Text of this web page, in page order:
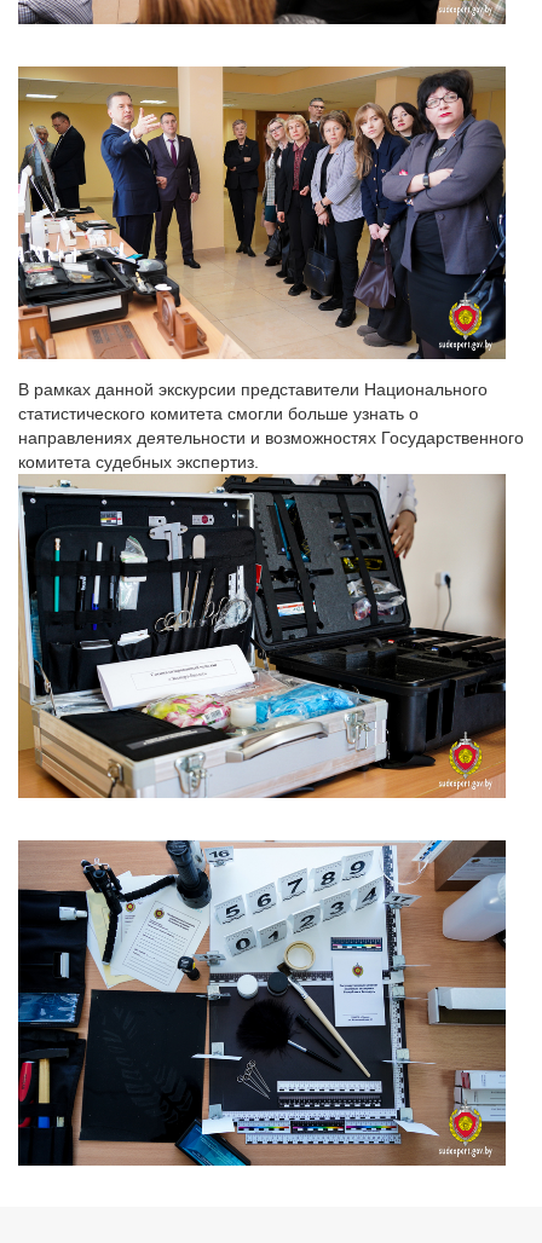
В рамках данной экскурсии представители Национального
статистического комитета смогли больше узнать о
направлениях деятельности и возможностях Государственного
комитета судебных экспертиз.